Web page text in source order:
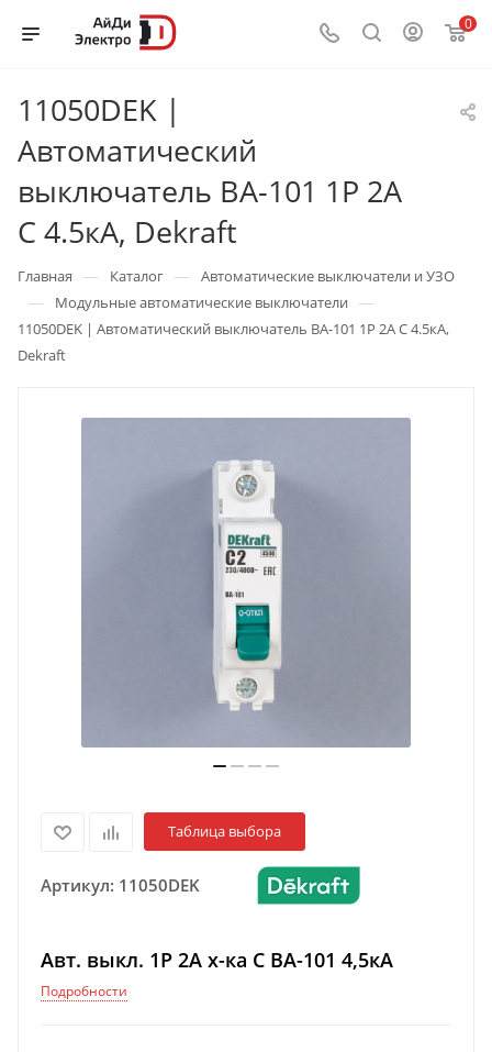
0
11050DEK |
Автоматический
выключатель ВА-101 1P 2А
C 4.5кА, Dekraft
Главная — Каталог — Автоматические выключатели и УЗО
— Модульные автоматические выключатели —
11050DEK | Автоматический выключатель ВА-101 1P 2А C 4.5кА,
Dekraft
Таблица выбора
Артикул: 11050DEK
Авт. выкл. 1Р 2А х-ка C ВА-101 4,5кА
Подробности